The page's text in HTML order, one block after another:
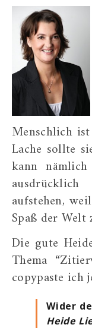
Menschlich
Lache sollte
kann
aufstehen,
Spaß der Welt
Die gute
Thema
copypaste
Wider
Heide